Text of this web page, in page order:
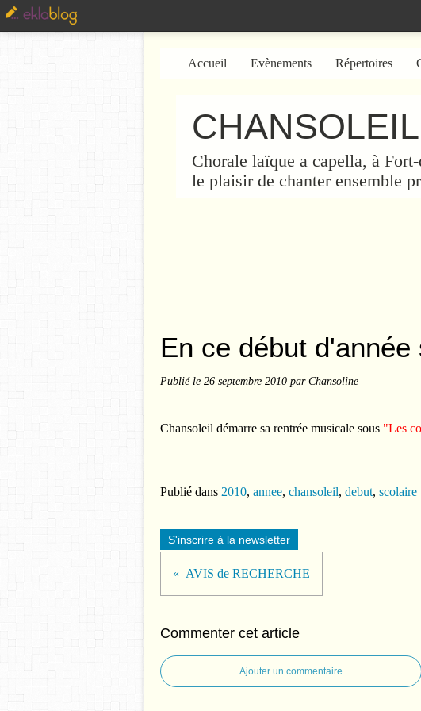
CHANSOLEIL
Chorale laïque a capella, à
le plaisir de chanter ensemble
Accueil Evènements Répertoires
En ce début
Publié le 26 septembre 2010 par Chansoline
Chansoleil démarre sa rentrée musicale sous "Les
Publié dans 2010, annee, chansoleil, debut, scolaire
S'inscrire à la newsletter
AVIS de RECHERCHE
Commenter cet article
Ajouter un commentaire